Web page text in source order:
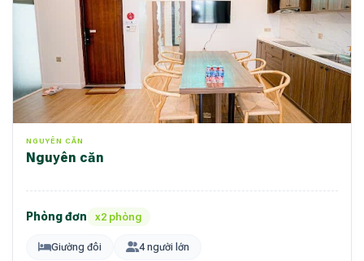
NGUYÊN CĂN
Nguyên căn
Phòng đơn x2 phòng
Giường đôi 4 người lớn